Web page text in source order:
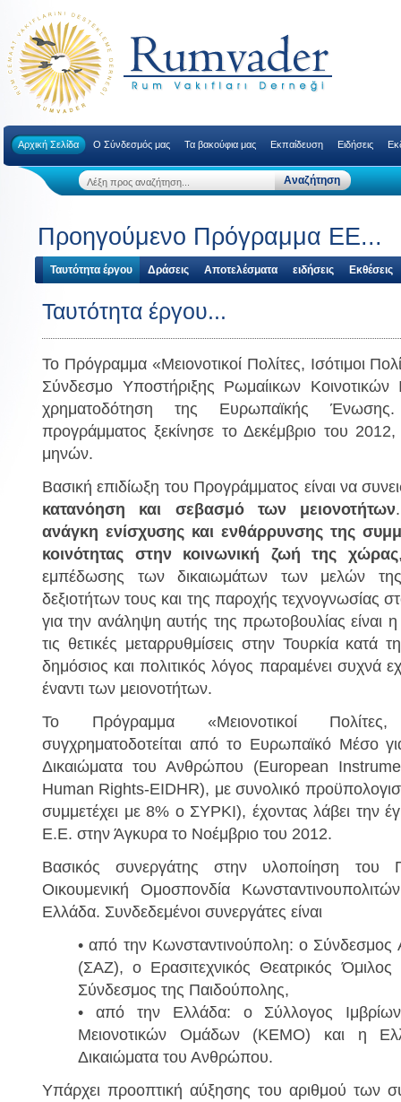
Αρχική Σελίδα Ο Σύνδεσμός μας Τα βακούφια μας Εκπαίδευση Ειδήσεις
Προηγούμενο Πρόγραμμα ΕΕ...
Ταυτότητα έργου Δράσεις Αποτελέσματα ειδήσεις Εκθέσεις
Ταυτότητα έργου...
Το Πρόγραμμα «Μειονοτικοί Πολίτες, Ισότιμοι
Σύνδεσμο Υποστήριξης Ρωμαίικων
χρηματοδότηση της Ευρωπαϊκής
προγράμματος ξεκίνησε το Δεκέμβριο του
μηνών.
Βασική επιδίωξη του Προγράμματος είναι να
κατανόηση και σεβασμό των μειονοτήτων
ανάγκη ενίσχυσης και ενθάρρυνσης της
κοινότητας στην κοινωνική ζωή της χώρας
εμπέδωσης των δικαιωμάτων των μελών
δεξιοτήτων τους και της παροχής τεχνογνωσίας
για την ανάληψη αυτής της πρωτοβουλίας
τις θετικές μεταρρυθμίσεις στην Τουρκία κατά
δημόσιος και πολιτικός λόγος παραμένει συχνά
έναντι των μειονοτήτων.
Το Πρόγραμμα «Μειονοτικοί Πολίτες,
συγχρηματοδοτείται από το Ευρωπαϊκό Μέσο
Δικαιώματα του Ανθρώπου (European
Human Rights-EIDHR), με συνολικό
συμμετέχει με 8% ο ΣΥΡΚΙ), έχοντας λάβει την
Ε.Ε. στην Άγκυρα το Νοέμβριο του 2012.
Βασικός συνεργάτης στην υλοποίηση του
Οικουμενική Ομοσπονδία
Ελλάδα. Συνδεδεμένοι συνεργάτες είναι
• από την Κωνσταντινούπολη: ο
(ΣΑΖ), ο Ερασιτεχνικός Θεατρικός
Σύνδεσμος της Παιδούπολης,
• από την Ελλάδα: ο Σύλλογος
Μειονοτικών Ομάδων (ΚΕΜΟ) και η
Δικαιώματα του Ανθρώπου.
Υπάρχει προοπτική αύξησης του αριθμού των
ΚΟΙΝΟΤΗΤΑ ΑΓΙΑΣ ΠΑΡΑΣΚΕΥΗΣ
ΜΠΕΙΚΟΖ
Διεύθυνση :Panayır Sok. No : 39/1 Beykoz, İstanbul
Ηλεκτρονική διεύθυνση
agiaparaskevi.beykoz@gmail.com
Διεύθυνση :
Zeytinburnu,
Τηλέφωνο :